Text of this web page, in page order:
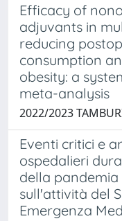
Efficacy of
adjuvants in
reducing
consumption
obesity: a
meta-analysis
2022/2023
Eventi critici e
ospedalieri
della pandemia
sull'attività del
Emergenza